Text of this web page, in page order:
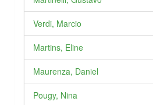
Verdi, Marcio
Martins, Eline
Maurenza, Daniel
Pougy, Nina